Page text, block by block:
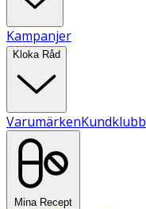
Kampanjer
Kloka Råd
VarumärkenKundklubb
Mina Recept